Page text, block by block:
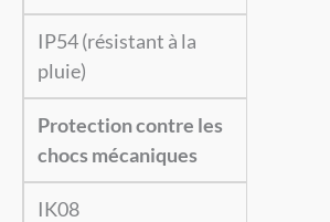
IP54 (résistant à la
pluie)
Protection contre les
chocs mécaniques
IK08